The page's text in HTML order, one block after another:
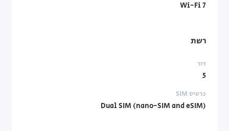
Wi-Fi 7
רשת
דור
5
כרטיס SIM
Dual SIM (nano-SIM and eSIM)